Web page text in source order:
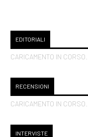
EDITORIALI
CARICAMENTO IN CORSO...
RECENSIONI
CARICAMENTO IN CORSO...
INTERVISTE